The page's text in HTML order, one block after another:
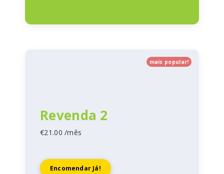
mais popular!
Revenda 2
€21.00 /mês
Encomendar Já!